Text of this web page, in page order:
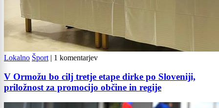
Lokalno Šport | 1 komentarjev
V Ormožu bo cilj tretje etape dirke po Sloveniji,
priložnost za promocijo občine in regije